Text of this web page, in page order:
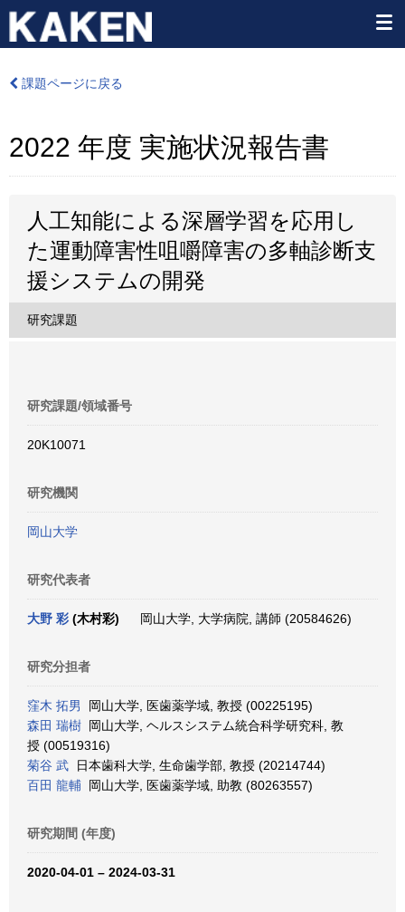
課題ページに戻る
2022 年度 実施状況報告書
人工知能による深層学習を応用し
た運動障害性咀嚼障害の多軸診断支
援システムの開発
研究課題
研究課題/領域番号
20K10071
研究機関
岡山大学
研究代表者
大野 彩 (木村彩) 岡山大学, 大学病院, 講師 (20584626)
研究分担者
窪木 拓男
岡山大学, 医歯薬学域, 教授 (00225195)
森田 瑞樹 岡山大学, ヘルスシステム統合科学研究科, 教
授 (00519316)
菊谷 武 日本歯科大学, 生命歯学部, 教授 (20214744)
百田 龍輔 岡山大学, 医歯薬学域, 助教 (80263557)
研究期間 (年度)
2020-04-01 – 2024-03-31